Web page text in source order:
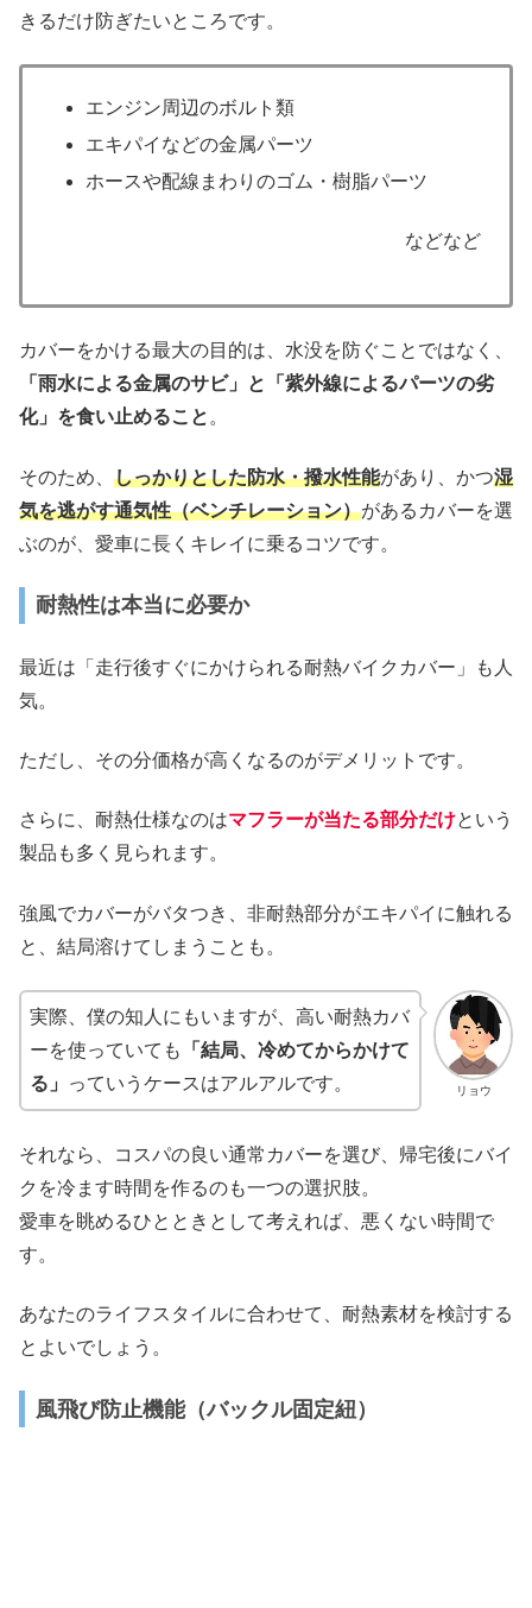
きるだけ防ぎたいところです。
エンジン周辺のボルト類
エキパイなどの金属パーツ
ホースや配線まわりのゴム・樹脂パーツ
などなど
カバーをかける最大の目的は、水没を防ぐことではなく、
「雨水による金属のサビ」と「紫外線によるパーツの劣
化」を食い止めること 。
そのため、 しっかりとした防水・撥水性能があり、かつ湿
気を逃がす通気性（ベンチレーション）があるカバーを選
ぶのが、愛車に長くキレイに乗るコツです。
耐熱性は本当に必要か
最近は「走行後すぐにかけられる耐熱バイクカバー」も人
気。
ただし、その分価格が高くなるのがデメリットです。
さらに、耐熱仕様なのはマフラーが当たる部分だけという
製品も多く見られます。
強風でカバーがバタつき、非耐熱部分がエキパイに触れる
と、結局溶けてしまうことも。
リョウ
実際、僕の知人にもいますが、高い耐熱カバ
ーを使っていても
「結局、冷めてからかけて
る」
っていうケースはアルアルです。
それなら、コスパの良い通常カバーを選び、帰宅後にバイ
クを冷ます時間を作るのも一つの選択肢。
愛車を眺めるひとときとして考えれば、悪くない時間で
す。
あなたのライフスタイルに合わせて、耐熱素材を検討する
とよいでしょう。
風飛び防止機能（バックル固定紐）